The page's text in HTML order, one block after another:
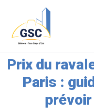
Blog»Prix du
prévoir vos travaux
Prix du
Paris :